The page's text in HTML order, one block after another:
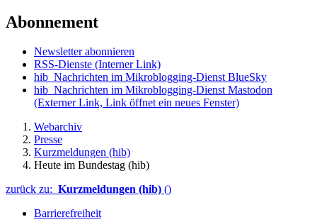
Abonnement
Newsletter abonnieren
RSS-Dienste (Interner Link)
hib_Nachrichten im Mikroblogging-Dienst BlueSky
hib_Nachrichten im Mikroblogging-Dienst Mastodon
(Externer Link, Link öffnet ein neues Fenster)
Webarchiv
Presse
Kurzmeldungen (hib)
Heute im Bundestag (hib)
zurück zu: Kurzmeldungen (hib) ()
Barrierefreiheit